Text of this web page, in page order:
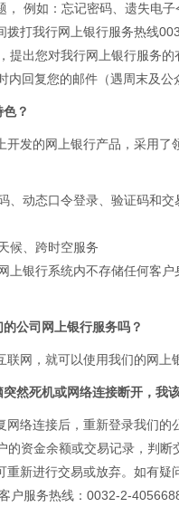
， 例如：忘记密码、遗失电
拨打我行网上银行服务热线
，提出您对我行网上银行服务
内回复您的邮件（遇周末及公
？
开发的网上银行产品，采用
、动态口令登录、验证码和
候、跨时空服务
上银行系统内不存储任何客
公司网上银行服务吗？
联网，就可以使用我们的网上
然死机或网络连接断开，我
络连接后，重新登录我们的
的资金余额或交易记录，判
新进行交易或放弃。如有
户服务热线：0032-2-